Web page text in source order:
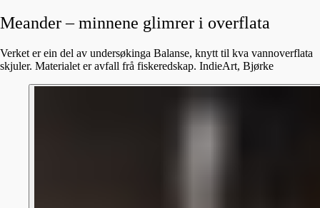
Meander–minnene glimrer i overflata
Verket er ein del av undersøkinga Balanse, knytt til kva vannoverflata
skjuler. Materialet er avfall frå fiskeredskap. IndieArt, Bjørke